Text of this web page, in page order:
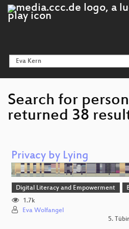
Search for
returned 38
Privacy by Lying
Digital Literacy and Empowerment
1.7k
Eva Wolfangel
5.